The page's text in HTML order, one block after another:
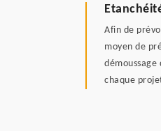
Afin de
moyen de
chaque